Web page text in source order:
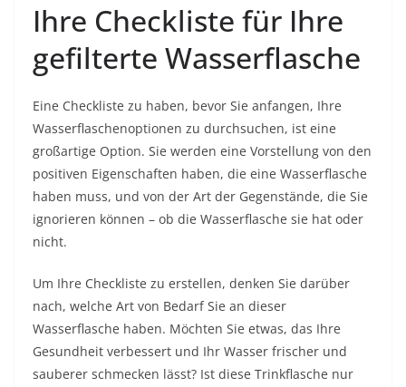
Ihre Checkliste für Ihre
gefilterte Wasserflasche
Eine Checkliste zu haben, bevor Sie anfangen, Ihre
Wasserflaschenoptionen zu durchsuchen, ist eine
großartige Option. Sie werden eine Vorstellung von den
positiven Eigenschaften haben, die eine Wasserflasche
haben muss, und von der Art der Gegenstände, die Sie
ignorieren können – ob die Wasserflasche sie hat oder
nicht.
Um Ihre Checkliste zu erstellen, denken Sie darüber
nach, welche Art von Bedarf Sie an dieser
Wasserflasche haben. Möchten Sie etwas, das Ihre
Gesundheit verbessert und Ihr Wasser frischer und
sauberer schmecken lässt? Ist diese Trinkflasche nur